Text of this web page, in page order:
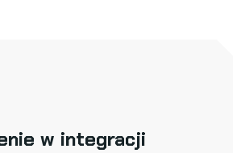
w integracji